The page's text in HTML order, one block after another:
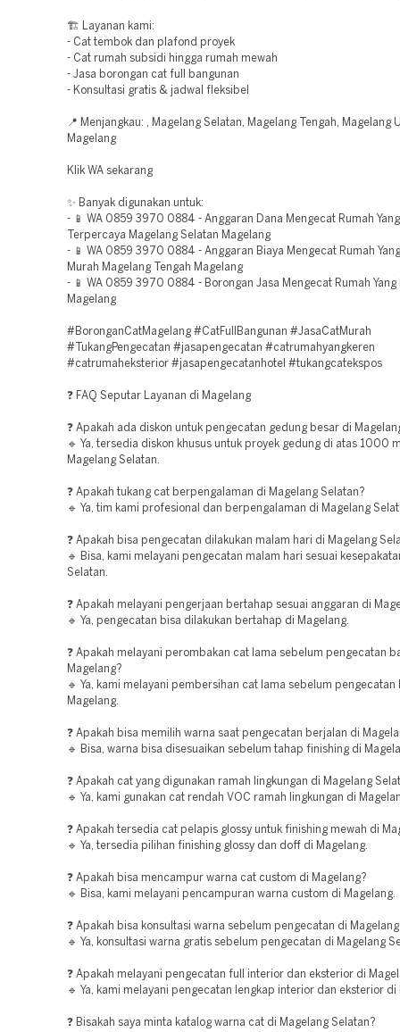
🏗️ Layanan kami:
- Cat tembok dan plafond proyek
- Cat rumah subsidi hingga rumah mewah
- Jasa borongan cat full bangunan
- Konsultasi gratis & jadwal fleksibel
📍 Menjangkau: , Magelang Selatan, Magelang Tengah, Magelang
Magelang
Klik WA sekarang
✨ Banyak digunakan untuk:
- 📱 WA 0859 3970 0884 - Anggaran Dana Mengecat Rumah
Terpercaya Magelang Selatan Magelang
- 📱 WA 0859 3970 0884 - Anggaran Biaya Mengecat Rumah
Murah Magelang Tengah Magelang
- 📱 WA 0859 3970 0884 - Borongan Jasa Mengecat Rumah Yang
Magelang
#BoronganCatMagelang #CatFullBangunan #JasaCatMurah
#TukangPengecatan #jasapengecatan #catrumahyangkeren
#catrumaheksterior #jasapengecatanhotel #tukangcatekspos
❓ FAQ Seputar Layanan di Magelang
❓ Apakah ada diskon untuk pengecatan gedung besar di
🔹 Ya, tersedia diskon khusus untuk proyek gedung di atas 1000
Magelang Selatan.
❓ Apakah tukang cat berpengalaman di Magelang Selatan?
🔹 Ya, tim kami profesional dan berpengalaman di Magelang
❓ Apakah bisa pengecatan dilakukan malam hari di Magelang
🔹 Bisa, kami melayani pengecatan malam hari sesuai
Selatan.
❓ Apakah melayani pengerjaan bertahap sesuai anggaran di
🔹 Ya, pengecatan bisa dilakukan bertahap di Magelang.
❓ Apakah melayani perombakan cat lama sebelum pengecatan
Magelang?
🔹 Ya, kami melayani pembersihan cat lama sebelum pengecatan
Magelang.
❓ Apakah bisa memilih warna saat pengecatan berjalan di
🔹 Bisa, warna bisa disesuaikan sebelum tahap finishing di
❓ Apakah cat yang digunakan ramah lingkungan di Magelang
🔹 Ya, kami gunakan cat rendah VOC ramah lingkungan di
❓ Apakah tersedia cat pelapis glossy untuk finishing mewah di
🔹 Ya, tersedia pilihan finishing glossy dan doff di Magelang.
❓ Apakah bisa mencampur warna cat custom di Magelang?
🔹 Bisa, kami melayani pencampuran warna custom di Magelang.
❓ Apakah bisa konsultasi warna sebelum pengecatan di
🔹 Ya, konsultasi warna gratis sebelum pengecatan di Magelang
❓ Apakah melayani pengecatan full interior dan eksterior di
🔹 Ya, kami melayani pengecatan lengkap interior dan eksterior di
❓ Bisakah saya minta katalog warna cat di Magelang Selatan?